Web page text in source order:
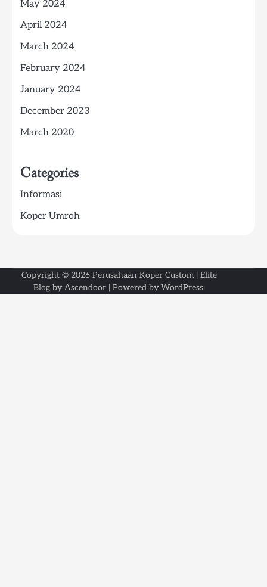
May 2024
April 2024
March 2024
February 2024
January 2024
December 2023
March 2020
Categories
Informasi
Koper Umroh
Copyright © 2026 Perusahaan Koper Custom | Elite
Blog by Ascendoor | Powered by WordPress.